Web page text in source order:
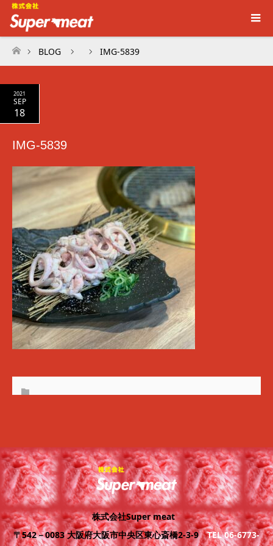
ホーム
BLOG IMG-5839
2021
SEP
18
IMG-5839
株式会社Super meat
〒542－0083 大阪府大阪市中央区東心斎橋2-3-9 TEL 06-6773-